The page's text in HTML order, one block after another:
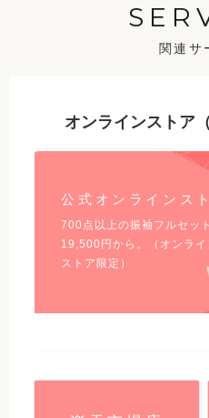
関連サ
オンラインストア
公式オンラインス
700点以上の振袖フルセッ
19,500 円から。（オンライ
ストア限定）